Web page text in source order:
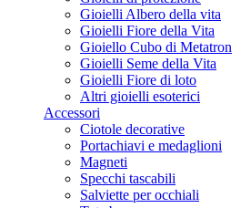
Gioielli Albero della vita
Gioielli Fiore della Vita
Gioiello Cubo di Metatron
Gioielli Seme della Vita
Gioielli Fiore di loto
Altri gioielli esoterici
Accessori
Ciotole decorative
Portachiavi e medaglioni
Magneti
Specchi tascabili
Salviette per occhiali